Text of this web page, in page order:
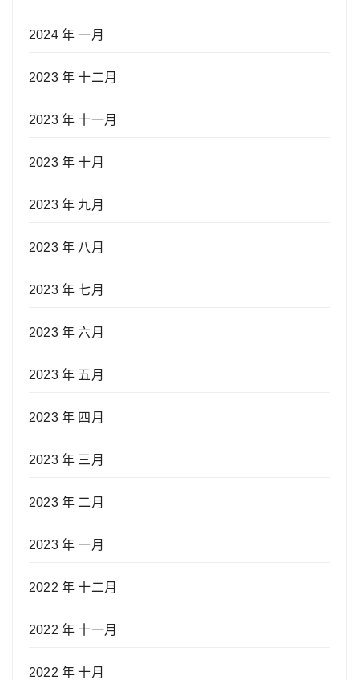
2024 年 一月
2023 年 十二月
2023 年 十一月
2023 年 十月
2023 年 九月
2023 年 八月
2023 年 七月
2023 年 六月
2023 年 五月
2023 年 四月
2023 年 三月
2023 年 二月
2023 年 一月
2022 年 十二月
2022 年 十一月
2022 年 十月